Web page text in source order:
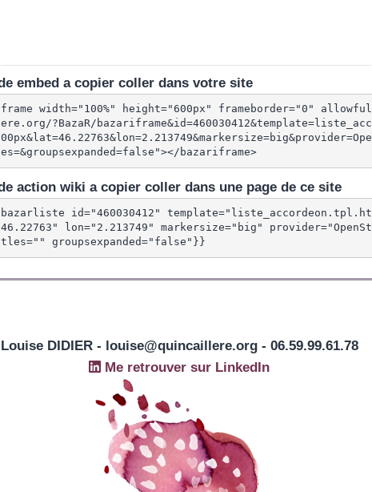
embed a copier coller dans votre site
width="100%" height="600px" frameborder="0"
?BazaR/
bazariframe>
action wiki a copier coller dans une page de ce site
id="460030412"
lon="2.213749" markersize="big"
groupsexpanded="false"}}
Louise DIDIER - louise@quincaillere.org - 06.59.99.61.78
Me retrouver sur LinkedIn